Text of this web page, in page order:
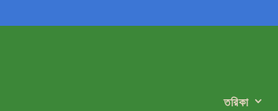
তরিকা